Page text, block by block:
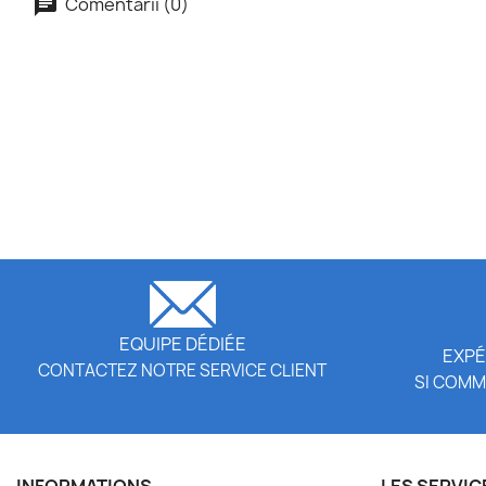
EQUIPE DÉDIÉE
CONTACTEZ NOTRE SERVICE CLIENT
SI